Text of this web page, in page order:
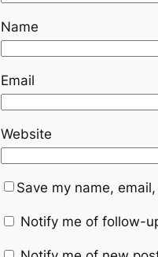
Name
Email
Website
Save my name,
Notify me of follow-